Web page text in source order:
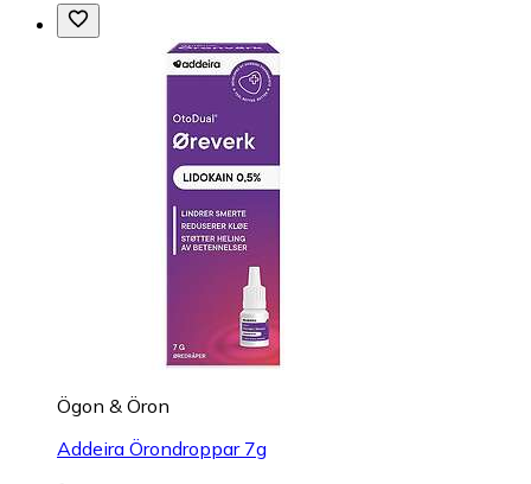
Ögon & Öron
Addeira Örondroppar 7g